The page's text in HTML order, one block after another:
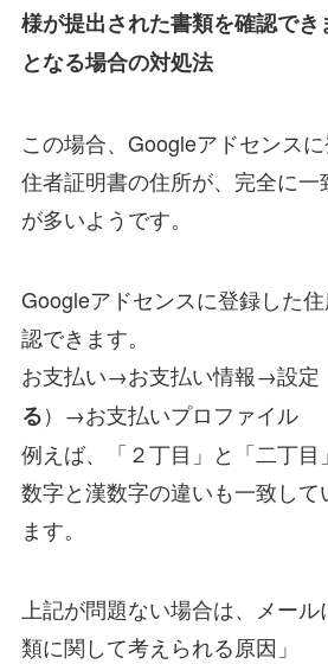
様が提出された書類を確認でき
となる場合の対処法
この場合、Googleアドセンス
住者証明書の住所が、完全に
が多いようです。
Googleアドセンスに登録した
認できます。
お支払い→お支払い情報→設定
る）→お支払いプロファイル
例えば、「２丁目」と「二丁目
数字と漢数字の違いも一致し
ます。
上記が問題ない場合は、メー
類に関して考えられる原因」